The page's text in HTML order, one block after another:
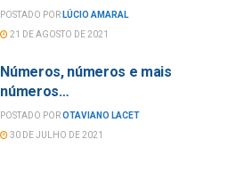
POSTADO POR LÚCIO AMARAL
21 DE AGOSTO DE 2021
Números, números e mais
números…
POSTADO POROTAVIANO LACET
30 DE JULHO DE 2021